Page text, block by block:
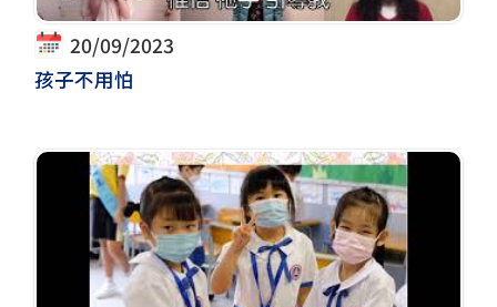
20/09/2023
孩子不用怕